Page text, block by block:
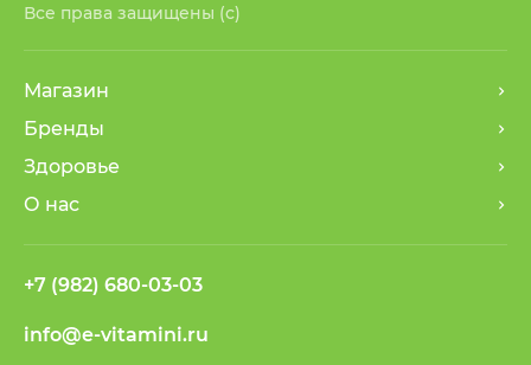
Все права защищены (с)
Магазин
Бренды
Здоровье
О нас
+7 (982) 680-03-03
info@e-vitamini.ru